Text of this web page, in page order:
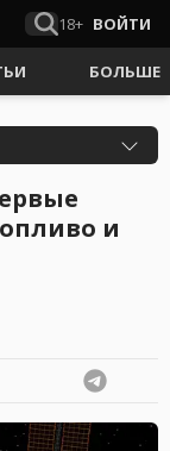
18+ ВОЙТИ
БОЛЬШЕ
и